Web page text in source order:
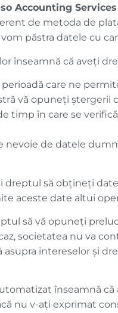
Accounting Services
de metoda de
păstra datele cu
înseamnă că aveți
care ne
vă opuneți
timp în care se
nevoie de datele
dreptul să obțineți
aceste date altui
să vă opuneți
societatea nu va
intereselor și
înseamnă
nu v-aţi exprimat